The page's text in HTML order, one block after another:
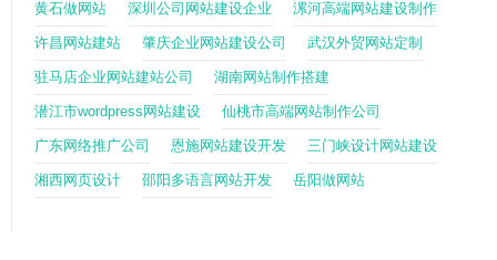
黄石做网站 深圳公司网站建设企业 漯河高端网站建设制作
许昌网站建站 肇庆企业网站建设公司 武汉外贸网站定制
驻马店企业网站建站公司 湖南网站制作搭建
潜江市wordpress网站建设 仙桃市高端网站制作公司
广东网络推广公司 恩施网站建设开发 三门峡设计网站建设
湘西网页设计 邵阳多语言网站开发 岳阳做网站